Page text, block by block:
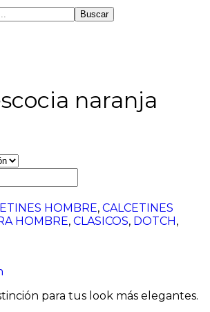
naranja
HOMBRE, CALCETINES
HOMBRE, CLASICOS, DOTCH,
para tus look más elegantes.